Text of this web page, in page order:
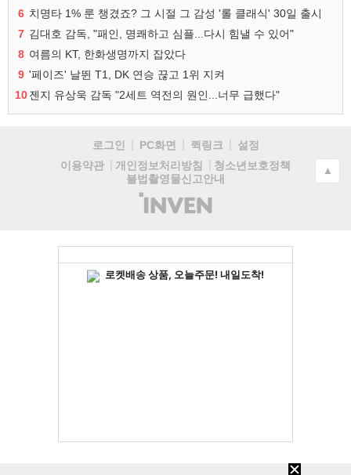
6 치명타 1% 룬 챙겼죠? 그 시절 그 감성 '롤 클래식' 30일 출시
7 김대호 감독, "패인, 명쾌하고 심플...다시 힘낼 수 있어"
8 여름의 KT, 한화생명까지 잡았다
9 '페이즈' 날뛴 T1, DK 연승 끊고 1위 지켜
10젠지 유상욱 감독 "2세트 역전의 원인...너무 급했다"
로그인 PC화면 퀵링크
설정
이용약관
개인정보처리방침
청소년보호정책
불법촬영물신고안내
(주)
인
▲